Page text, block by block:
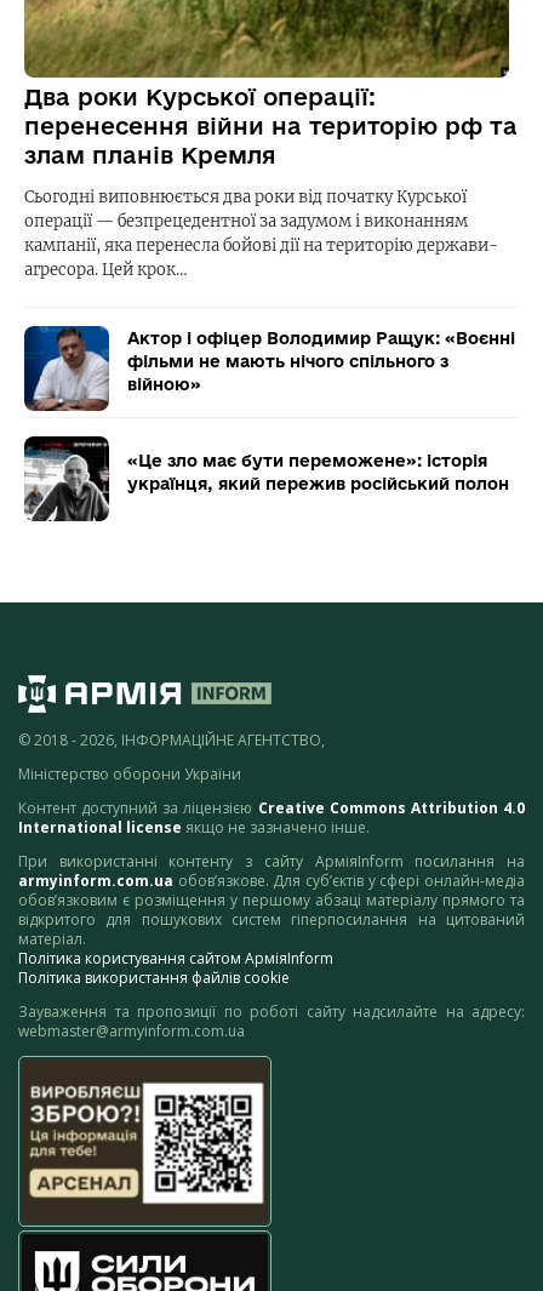
Два роки Курської операції:
перенесення війни на територію рф та
злам планів Кремля
Сьогодні виповнюється два роки від початку Курської
операції — безпрецедентної за задумом і виконанням
кампанії, яка перенесла бойові дії на територію держави-
агресора. Цей крок…
Актор і офіцер Володимир Ращук: «Воєнні
фільми не мають нічого спільного з
війною»
«Це зло має бути переможене»: історія
українця, який пережив російський полон
© 2018 - 2026, ІНФОРМАЦІЙНЕ АГЕНТСТВО,
Міністерство оборони України
Контент доступний за ліцензією Creative Commons Attribution 4.0
International license якщо не зазначено інше.
При використанні контенту з сайту АрміяInform посилання на
armyinform.com.ua обов’язкове. Для суб’єктів у сфері онлайн-медіа
обов’язковим є розміщення у першому абзаці матеріалу прямого та
відкритого для пошукових систем гіперпосилання на цитований
матеріал.
Політика користування сайтом АрміяInform
Політика використання файлів cookie
Зауваження та пропозиції по роботі сайту надсилайте на адресу:
webmaster@armyinform.com.ua